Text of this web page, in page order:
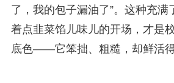
了，我的包子漏油了”。这种充满
着点韭菜馅儿味儿的开场，才是
底色——它笨拙、粗糙，却鲜活得